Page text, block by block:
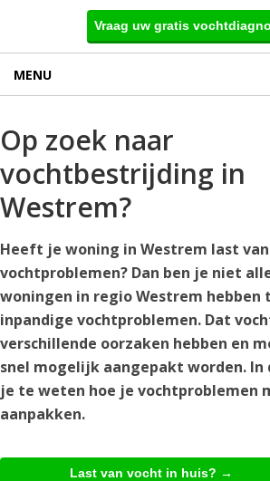
Vraag uw gratis
MENU
Op zoek naar
vochtbestrijding in
Westrem?
Heeft je woning in Westrem last van
vochtproblemen? Dan ben je niet
woningen in regio Westrem hebben
inpandige vochtproblemen. Dat
verschillende oorzaken hebben en
snel mogelijk aangepakt worden.
je te weten hoe je vochtproblemen
aanpakken.
Last van vocht in huis? →